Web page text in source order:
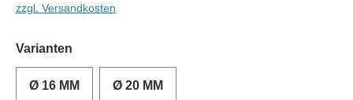
zzgl. Versandkosten
Varianten
Ø 16 MM Ø 20 MM